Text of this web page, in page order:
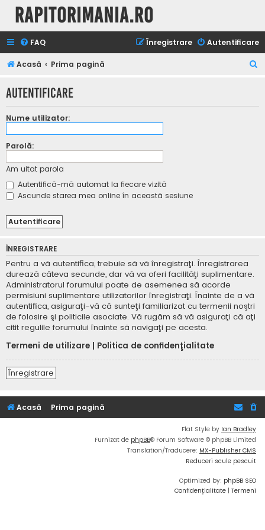
Rapitorimania.ro
FAQ Autentificare
Înregistrare
Acasă Prima pagină
t
Autentificare
Nume utilizator:
Parolă:
Am uitat parola
Autentifică-mă automat la fiecare vizită
Ascunde starea mea online în această sesiune
ÎNREGISTRARE
Pentru a vă autentifica, trebuie să vă înregistraţi. Înregistrarea
durează câteva secunde, dar vă va oferi facilităţi suplimentare.
Administratorul forumului poate de asemenea să acorde
permisiuni suplimentare utilizatorilor înregistraţi. Înainte de a vă
autentifica, asiguraţi-vă că sunteţi familiarizat cu termenii noştri
de folosire şi politicile asociate. Vă rugăm să vă asiguraţi că aţi
citit regulile forumului înainte să navigaţi pe acesta.
Termeni de utilizare
Politica de confidenţialitate
Înregistrare
Acasă Prima pagină
Flat Style by Ian Bradley
Furnizat de phpBB® Forum Software © phpBB Limited
Translation/Traducere: MX-Publisher CMS
Reduceri scule pescuit
Optimized by: phpBB SEO
Confidențialitate | Termeni